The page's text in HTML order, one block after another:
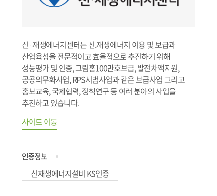
신·재생에너지센터는 신.재생에너지 이용 및 보급과
산업육성을 전문적이고 효율적으로 추진하기 위해
성능평가 및 인증, 그림홈100만호보급, 발전차액지원,
공공의무화사업, RPS시범사업과 같은 보급사업 그리고
홍보교육, 국제협력, 정책연구 등 여러 분야의 사업을
추진하고 있습니다.
사이트 이동
인증정보
신재생에너지설비 KS인증